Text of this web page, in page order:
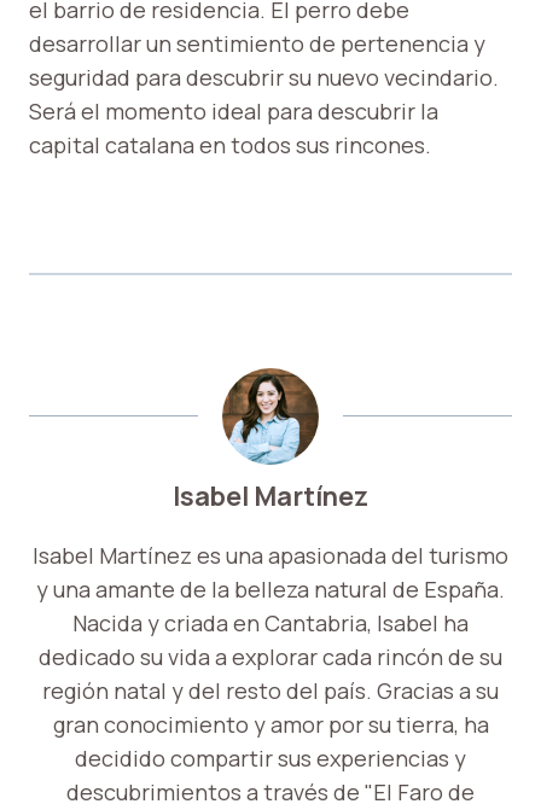
el barrio de residencia. El perro debe
desarrollar un sentimiento de pertenencia y
seguridad para descubrir su nuevo vecindario.
Será el momento ideal para descubrir la
capital catalana en todos sus rincones.
Isabel Martínez
Isabel Martínez es una apasionada del turismo
y una amante de la belleza natural de España.
Nacida y criada en Cantabria, Isabel ha
dedicado su vida a explorar cada rincón de su
región natal y del resto del país. Gracias a su
gran conocimiento y amor por su tierra, ha
decidido compartir sus experiencias y
descubrimientos a través de "El Faro de